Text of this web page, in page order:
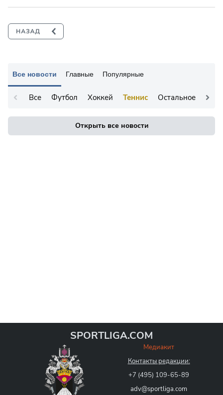
Все новости Главные Популярные
Все Футбол Хоккей Теннис Остальное
Открыть все новости
SPORTLIGA.COM
Медиакит
Контакты редакции:
+7 (495) 109-65-89
adv@sportliga.com